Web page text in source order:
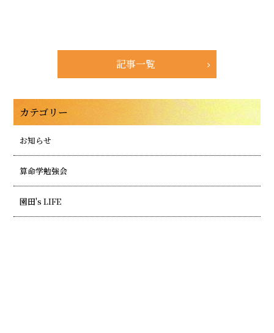
記事一覧
カテゴリー
お知らせ
算命学勉強会
園田's LIFE